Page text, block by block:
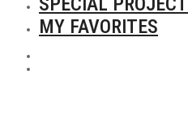
MY FAVORITES